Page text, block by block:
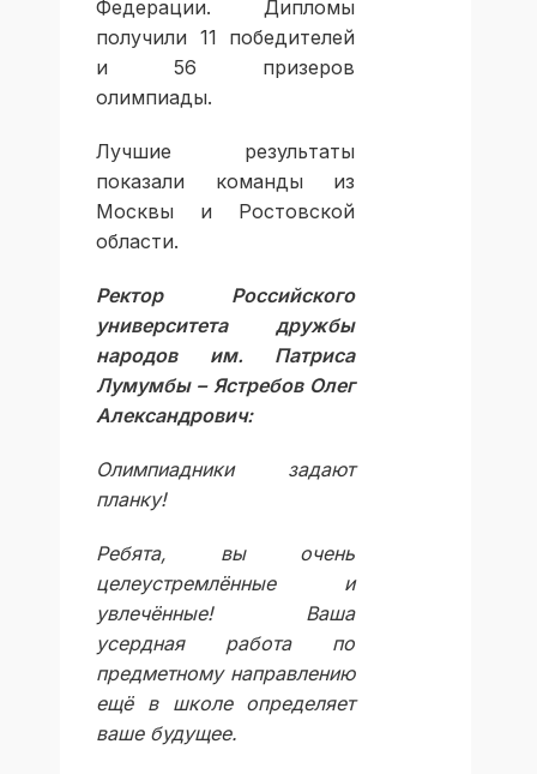
Федерации. Дипломы
получили 11 победителей
и 56 призеров
олимпиады.
Лучшие результаты
показали команды из
Москвы и Ростовской
области.
Ректор Российского
университета дружбы
народов им. Патриса
Лумумбы – Ястребов Олег
Александрович:
Олимпиадники задают
планку!
Ребята, вы очень
целеустремлённые и
увлечённые! Ваша
усердная работа по
предметному направлению
ещё в школе определяет
ваше будущее.